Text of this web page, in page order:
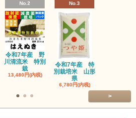
No.2
令和7年産 野
川清流米 特別
栽
13,480円(内税)
No.3
令和7年産 特
別栽培米 山形
県
6,780円(内税)
>